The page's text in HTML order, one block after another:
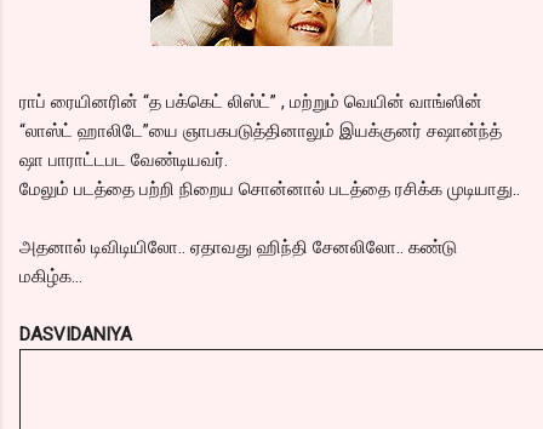
ராப் ரையினரின் “த பக்கெட் லிஸ்ட்” , மற்றும் வெயின் வாங்ஸின்
“லாஸ்ட் ஹாலிடே”யை ஞாபகபடுத்தினாலும் இயக்குனர் சஷான்ந்த்
ஷா பாராட்டபட வேண்டியவர்.
மேலும் படத்தை பற்றி நிறைய சொன்னால் படத்தை ரசிக்க முடியாது..
அதனால் டிவிடியிலோ.. ஏதாவது ஹிந்தி சேனலிலோ.. கண்டு
மகிழ்க...
DASVIDANIYA